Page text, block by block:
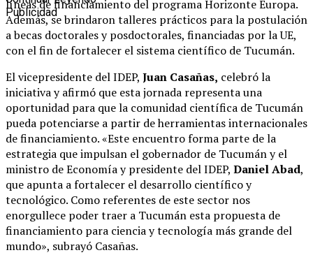
líneas de financiamiento del programa Horizonte Europa.
Además, se brindaron talleres prácticos para la postulación
a becas doctorales y posdoctorales, financiadas por la UE,
con el fin de fortalecer el sistema científico de Tucumán.
El vicepresidente del IDEP, Juan Casañas, celebró la
iniciativa y afirmó que esta jornada representa una
oportunidad para que la comunidad científica de Tucumán
pueda potenciarse a partir de herramientas internacionales
de financiamiento. «Este encuentro forma parte de la
estrategia que impulsan el gobernador de Tucumán y el
ministro de Economía y presidente del IDEP, Daniel Abad,
que apunta a fortalecer el desarrollo científico y
tecnológico. Como referentes de este sector nos
enorgullece poder traer a Tucumán esta propuesta de
financiamiento para ciencia y tecnología más grande del
mundo», subrayó Casañas.
Publicidad